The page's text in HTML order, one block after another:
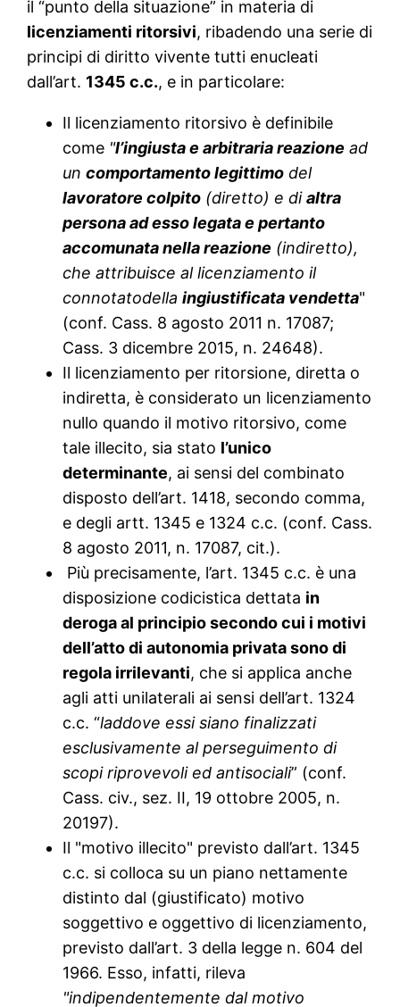
il “punto della situazione” in materia di
licenziamenti ritorsivi, ribadendo una serie di
principi di diritto vivente tutti enucleati
dall’art. 1345 c.c., e in particolare:
Il licenziamento ritorsivo è definibile
come "l’ingiusta e arbitraria reazione ad
uncomportamento legittimo del
lavoratore colpito (diretto) e dialtra
persona ad esso legata e pertanto
accomunata nella reazione (indiretto),
che attribuisce al licenziamento il
connotatodellaingiustificata vendetta"
(conf. Cass. 8 agosto 2011 n. 17087;
Cass. 3 dicembre 2015, n. 24648).
Il licenziamento per ritorsione, diretta o
indiretta, è considerato un licenziamento
nullo quando il motivo ritorsivo, come
tale illecito, sia stato l’unico
determinante, ai sensi del combinato
disposto dell’art. 1418, secondo comma,
e degli artt. 1345 e 1324 c.c. (conf. Cass.
8 agosto 2011, n. 17087, cit.).
Più precisamente, l’art. 1345 c.c. è una
disposizione codicistica dettata in
deroga al principio secondo cui i motivi
dell’atto di autonomia privata sono di
regola irrilevanti, che si applica anche
agli atti unilaterali ai sensi dell’art. 1324
c.c. “laddove essi siano finalizzati
esclusivamente al perseguimento di
scopi riprovevoli ed antisociali” (conf.
Cass. civ., sez. II, 19 ottobre 2005, n.
20197).
Il "motivo illecito" previsto dall’art. 1345
c.c. si colloca su un piano nettamente
distinto dal (giustificato) motivo
soggettivo e oggettivo di licenziamento,
previsto dall’art. 3 della legge n. 604 del
1966. Esso, infatti, rileva
"indipendentemente dal motivo